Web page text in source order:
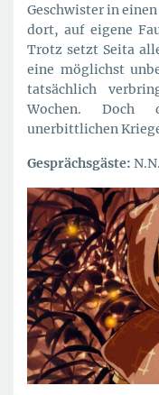
Geschwister in
dort, auf eigene
Trotz setzt Seita
eine möglichst
tatsächlich
Wochen. Doch
unerbittlichen
Gesprächsgäste: N.N.